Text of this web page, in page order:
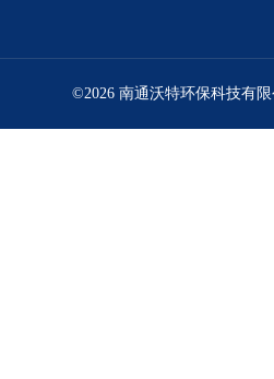
©2026 南通沃特环保科技有